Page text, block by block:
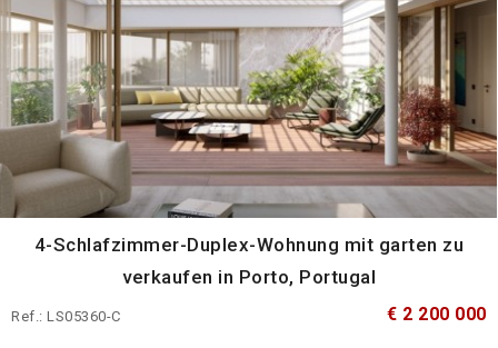
4-Schlafzimmer-Duplex-Wohnung mit garten zu
verkaufen in Porto, Portugal
Ref.: LS05360-C € 2 200 000